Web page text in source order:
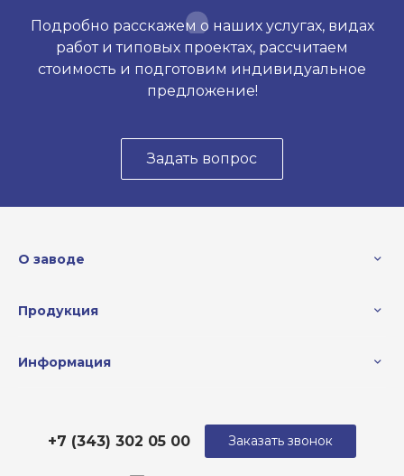
Подробно расскажем о наших услугах, видах
работ и типовых проектах, рассчитаем
стоимость и подготовим индивидуальное
предложение!
Задать вопрос
О заводе
Продукция
Информация
+7 (343) 302 05 00 Заказать звонок